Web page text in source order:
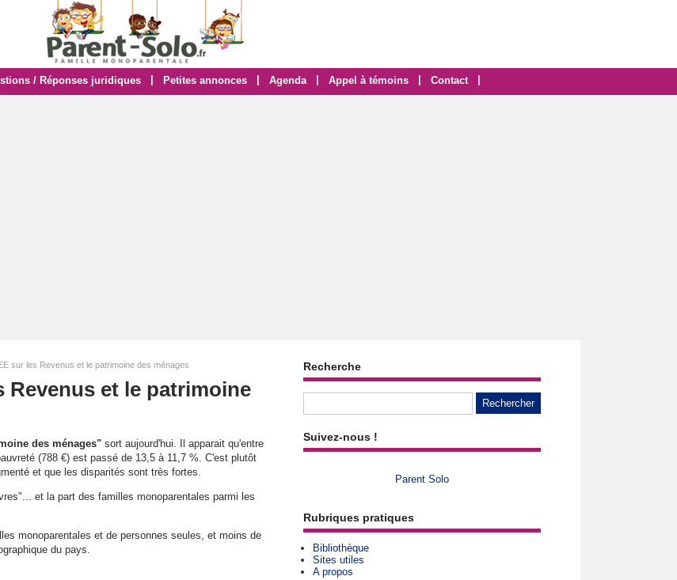
/ Réponses juridiques Petites annonces Agenda Appel à témoins Contact
sur les Revenus et le patrimoine des ménages
Revenus et le patrimoine
des ménages" sort aujourd'hui. Il apparait qu'entre
(788 €) est passé de 13,5 à 11,7 %. C'est plutôt
et que les disparités sont très fortes.
et la part des familles monoparentales parmi les
monoparentales et de personnes seules, et moins de
du pays.
Recherche
Suivez-nous !
Parent Solo
Rubriques pratiques
Bibliothèque
Sites utiles
A propos